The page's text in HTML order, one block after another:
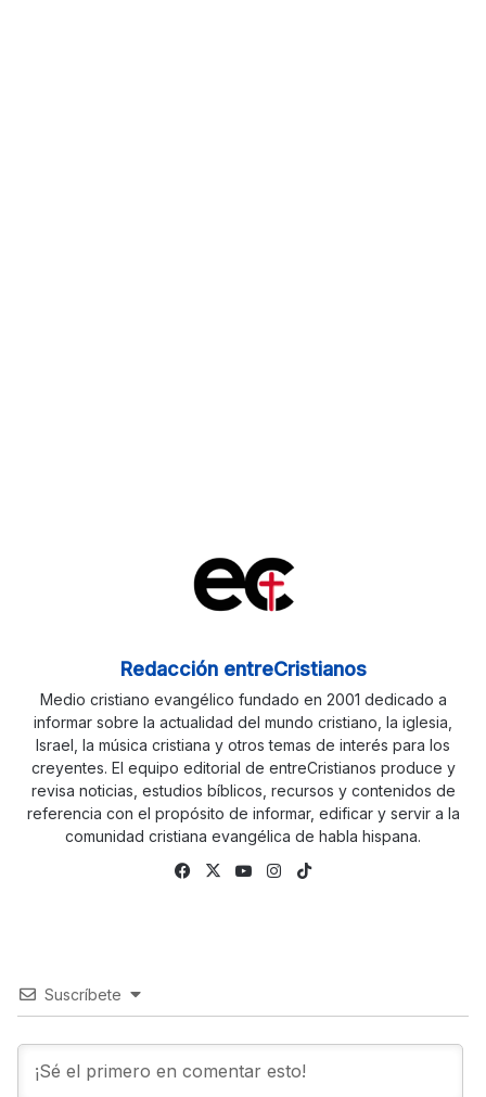
Redacción entreCristianos
Medio cristiano evangélico fundado en 2001 dedicado a
informar sobre la actualidad del mundo cristiano, la iglesia,
Israel, la música cristiana y otros temas de interés para los
creyentes. El equipo editorial de entreCristianos produce y
revisa noticias, estudios bíblicos, recursos y contenidos de
referencia con el propósito de informar, edificar y servir a la
comunidad cristiana evangélica de habla hispana.
Fa
X
Yo
Ins
Suscríbete